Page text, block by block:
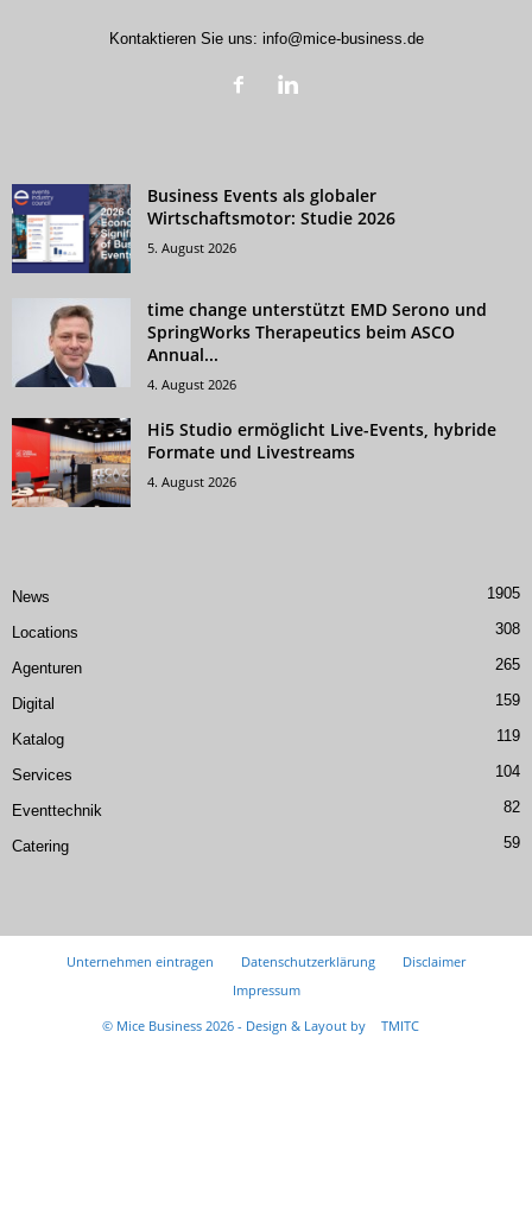
Kontaktieren Sie uns: info@mice-business.de
Business Events als globaler
Wirtschaftsmotor: Studie 2026
5. August 2026
time change unterstützt EMD Serono und
SpringWorks Therapeutics beim ASCO
Annual...
4. August 2026
Hi5 Studio ermöglicht Live-Events, hybride
Formate und Livestreams
4. August 2026
News 1905
Locations 308
Agenturen 265
Digital 159
Katalog 119
Services 104
Eventtechnik 82
Catering 59
Unternehmen eintragen Datenschutzerklärung
Disclaimer
Impressum
© Mice Business 2026 - Design & Layout by
TMITC